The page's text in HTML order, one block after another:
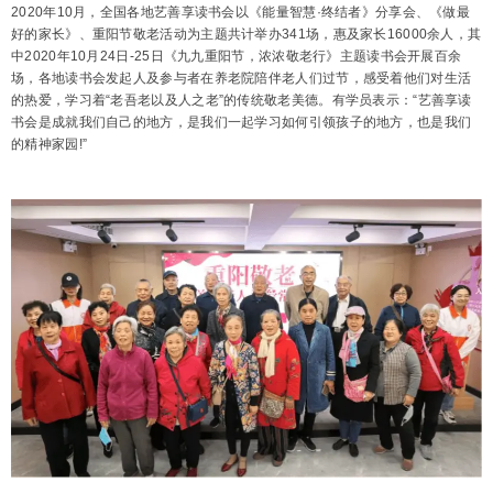
2020年10月，全国各地艺善享读书会以《能量智慧·终结者》分享会、《做最
好的家长》、重阳节敬老活动为主题共计举办341场，惠及家长16000余人，其
中2020年10月24日-25日《九九重阳节，浓浓敬老行》主题读书会开展百余
场，各地读书会发起人及参与者在养老院陪伴老人们过节，感受着他们对生活
的热爱，学习着“老吾老以及人之老”的传统敬老美德。有学员表示：“艺善享读
书会是成就我们自己的地方，是我们一起学习如何引领孩子的地方，也是我们
的精神家园!”